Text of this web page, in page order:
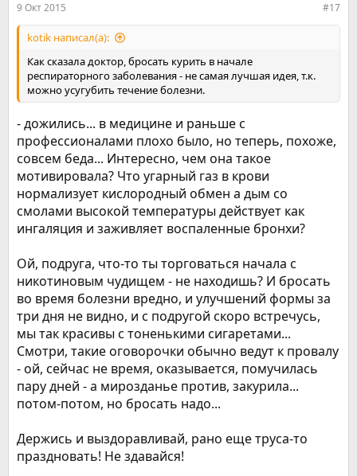
9 Окт 2015 #17
kotik написал(а):
Как сказала доктор, бросать курить в начале
респираторного заболевания - не самая лучшая идея, т.к.
можно усугубить течение болезни.
- дожились... в медицине и раньше с
профессионалами плохо было, но теперь, похоже,
совсем беда... Интересно, чем она такое
мотивировала? Что угарный газ в крови
нормализует кислородный обмен а дым со
смолами высокой температуры действует как
ингаляция и заживляет воспаленные бронхи?
Ой, подруга, что-то ты торговаться начала с
никотиновым чудищем - не находишь? И бросать
во время болезни вредно, и улучшений формы за
три дня не видно, и с подругой скоро встречусь,
мы так красивы с тоненькими сигаретами...
Смотри, такие оговорочки обычно ведут к провалу
- ой, сейчас не время, оказывается, помучилась
пару дней - а мирозданье против, закурила...
потом-потом, но бросать надо...
Держись и выздоравливай, рано еще труса-то
праздновать! Не здавайся!